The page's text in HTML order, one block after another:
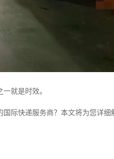
就是时效。
际快递服务商？本文将为您详细